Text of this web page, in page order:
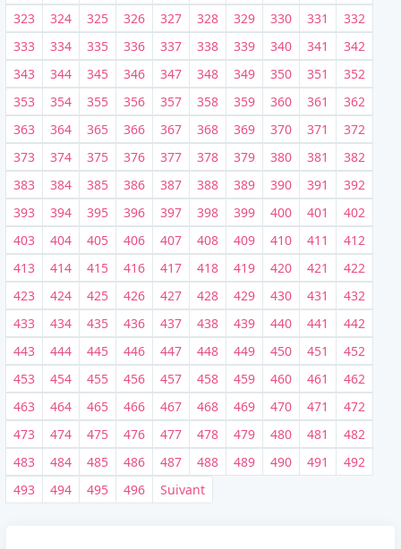
323
324 325 326 327 328 329 330 331
332
333
334 335 336 337 338 339 340 341
342
343
344 345 346 347 348 349 350 351
352
353
354 355 356 357 358 359 360 361
362
363
364 365 366 367 368 369 370 371
372
373
374 375 376 377 378 379 380 381
382
383
384 385 386 387 388 389 390 391
392
393
394 395 396 397 398 399 400 401
402
403
404 405 406 407 408 409 410 411
412
413
414 415 416 417 418 419 420 421
422
423
424 425 426 427 428 429 430 431
432
433
434 435 436 437 438 439 440 441
442
443
444 445 446 447 448 449 450 451
452
453
454 455 456 457 458 459 460 461
462
463
464 465 466 467 468 469 470 471
472
473
474 475 476 477 478 479 480 481
482
483
484 485 486 487 488 489 490 491
492
493
494 495 496 Suivant